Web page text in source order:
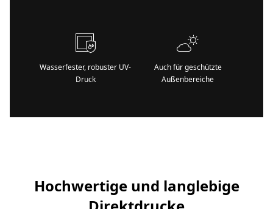
Wasserfester, robuster UV-
Druck
Auch für geschützte
Außenbereiche
Hochwertige und langlebige